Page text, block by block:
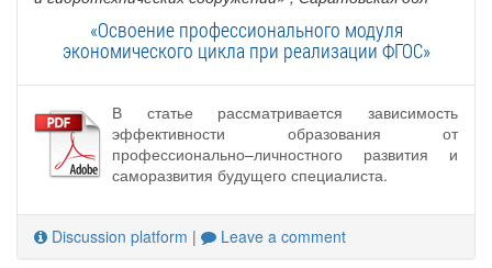
«Освоение профессионального модуля
экономического цикла при реализации ФГОС»
В статье рассматривается зависимость
эффективности образования от
профессионально–личностного развития и
саморазвития будущего специалиста.
Discussion platform | Leave a comment